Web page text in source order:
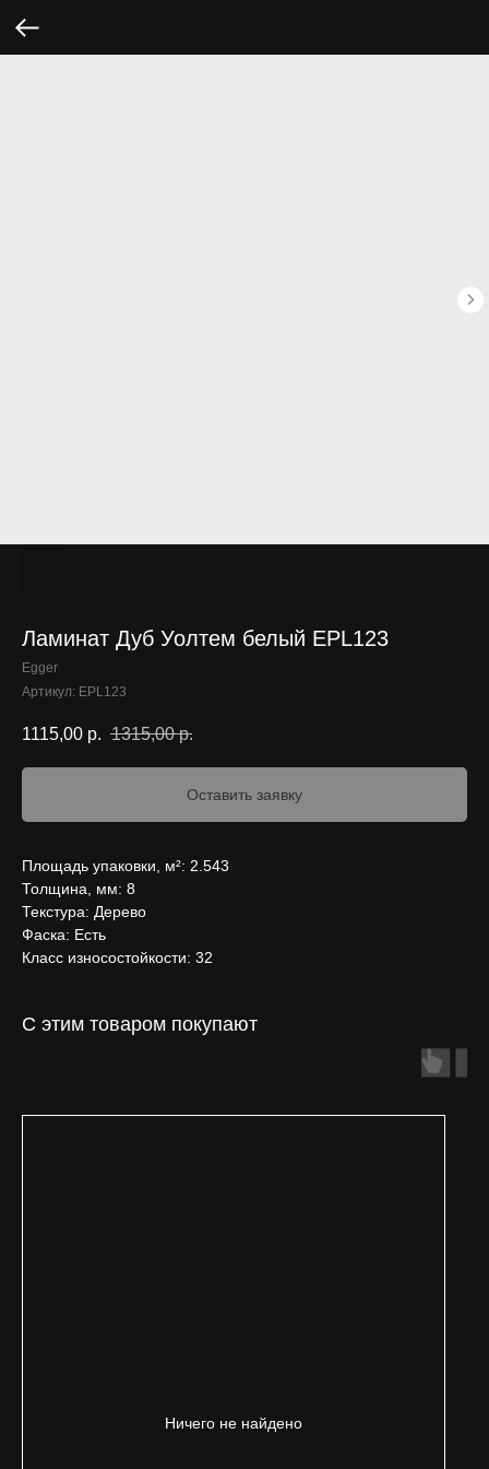
Ламинат Дуб Уолтем белый EPL123
Egger
Артикул: EPL123
1115,00 р. 1315,00 р.
Оставить заявку
Площадь упаковки, м²: 2.543
Толщина, мм: 8
Текстура: Дерево
Фаска: Есть
Класс износостойкости: 32
С этим товаром покупают
Ничего не найдено